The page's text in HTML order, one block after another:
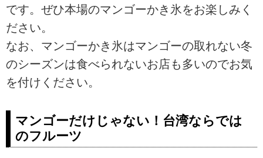
です。ぜひ本場のマンゴーかき氷をお楽しみく
ださい。
なお、マンゴーかき氷はマンゴーの取れない冬
のシーズンは食べられないお店も多いのでお気
を付けください。
マンゴーだけじゃない！台湾ならでは
のフルーツ